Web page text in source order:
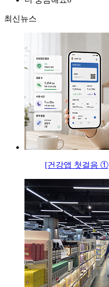
최신뉴스
[건강앱 첫걸음